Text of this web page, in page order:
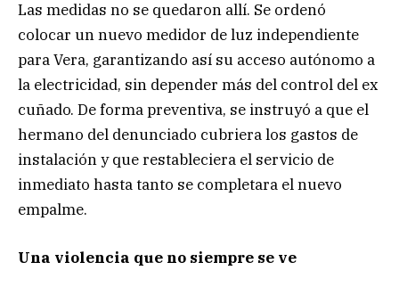
Las medidas no se quedaron allí. Se ordenó
colocar un nuevo medidor de luz independiente
para Vera, garantizando así su acceso autónomo a
la electricidad, sin depender más del control del ex
cuñado. De forma preventiva, se instruyó a que el
hermano del denunciado cubriera los gastos de
instalación y que restableciera el servicio de
inmediato hasta tanto se completara el nuevo
empalme.
Una violencia que no siempre se ve